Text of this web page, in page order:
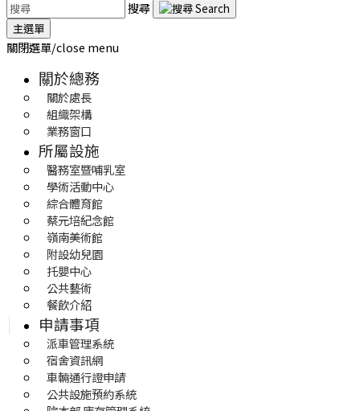
搜尋
主選單
關閉選單/close menu
關於總務
關於處長
組織架構
業務窗口
所屬設施
醫務室暨哺乳室
學術活動中心
綜合體育館
蔡元培紀念館
嶺南美術館
附設幼兒園
托嬰中心
公共藝術
餐飲介紹
申請事項
派車管理系統
宿舍資訊網
車輛通行證申請
公共設施預約系統